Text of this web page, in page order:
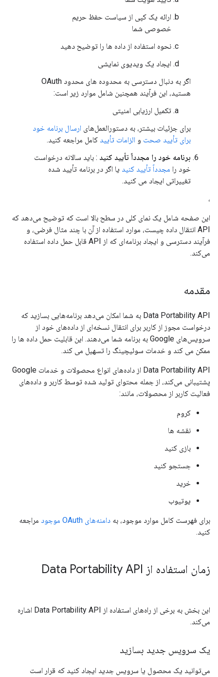
ارائه یک کپی از سیاست حفظ حریم
خصوصی شما
نحوه استفاده از داده ها را توضیح دهید
ایجاد یک ویدیوی نمایشی
اگر به دنبال دسترسی به محدوده های محدود OAuth
هستید، این فرآیند همچنین شامل موارد زیر است:
تکمیل ارزیابی امنیتی
برای جزئیات بیشتر، به دستورالعمل‌های ارسال برنامه خود
برای تأیید صحت و الزامات تأیید کامل مراجعه کنید.
برنامه خود را مجدداً تأیید کنید : باید سالانه درخواست
خود را مجدداً تأیید کنید یا اگر در برنامه تأیید شده
تغییراتی ایجاد می کنید.
،
این صفحه شامل یک نمای کلی در سطح بالا است که توضیح می‌دهد که
API انتقال داده چیست، موارد استفاده از آن با چند مثال فرضی، و
فرآیند دسترسی و ایجاد برنامه‌ای که از API قابل حمل داده استفاده
می‌کند.
مقدمه
Data Portability API به شما امکان می‌دهد برنامه‌هایی بسازید که
درخواست مجوز از کاربر برای انتقال نسخه‌ای از داده‌های خود از
سرویس‌های Google به برنامه شما می‌دهند. این قابلیت حمل داده ها را
ممکن می کند و خدمات سوئیچینگ را تسهیل می کند.
Data Portability API از داده‌های انواع محصولات و خدمات Google
پشتیبانی می‌کند، از جمله محتوای تولید شده توسط کاربر و داده‌های
فعالیت کاربر از محصولات، مانند:
کروم
نقشه ها
بازی کنید
جستجو کنید
خرید
یوتیوب
برای فهرست کامل موارد موجود، به دامنه‌های OAuth موجود
مراجعه
کنید.
زمان استفاده از Data Portability API
این بخش به برخی از راه‌های استفاده از Data Portability API اشاره
می‌کند.
یک سرویس جدید بسازید
می‌توانید یک محصول یا سرویس جدید ایجاد کنید که قرار است